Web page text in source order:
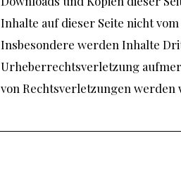
Inhalte auf dieser Seite nicht
Insbesondere werden Inhalte
Urheberrechtsverletzung
von Rechtsverletzungen